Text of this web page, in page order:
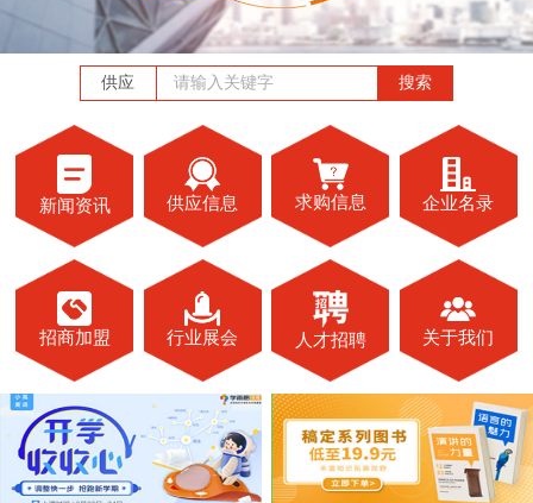
供应 搜索
新闻资讯 供应信息 求购信息 企业名录
招商加盟 行业展会 人才招聘 关于我们